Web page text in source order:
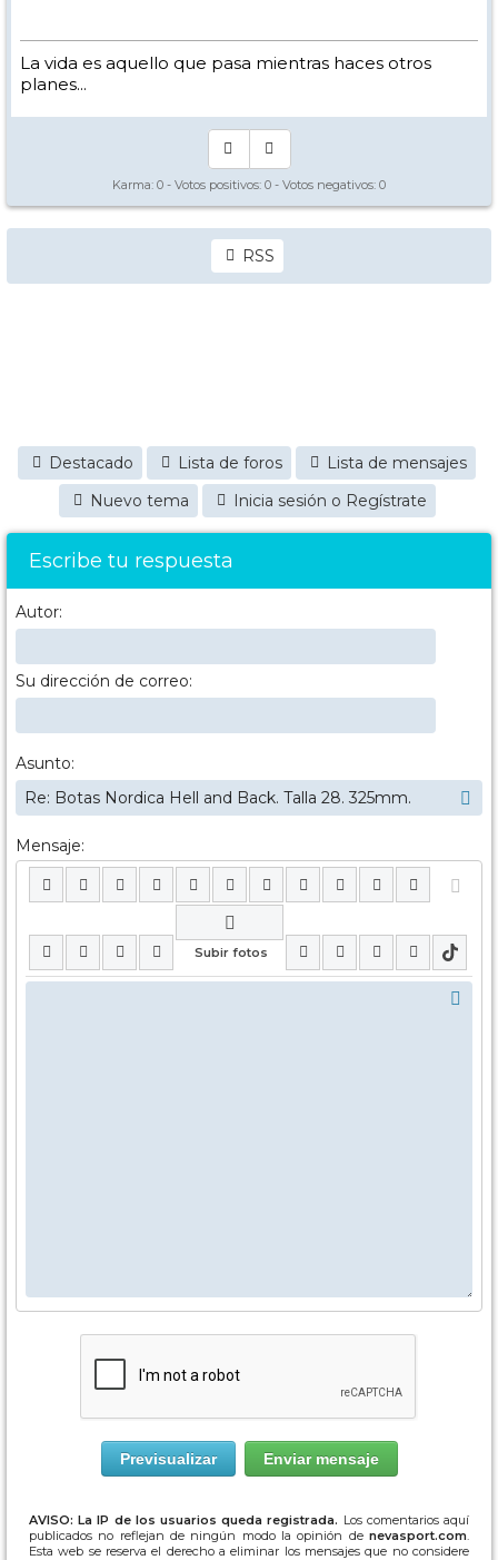
La vida es aquello que pasa mientras haces otros
planes...
Karma: 0 - Votos positivos: 0 - Votos negativos: 0
RSS
Destacado Lista de foros
Lista de mensajes
Nuevo tema
Inicia sesión o Regístrate
Escribe tu respuesta
Autor:
Su dirección de correo:
Asunto:
Mensaje:
AVISO: La IP de los usuarios queda registrada. Los comentarios aquí
publicados no reflejan de ningún modo la opinión de nevasport.com
Esta web se reserva el derecho a eliminar los mensajes que no considere